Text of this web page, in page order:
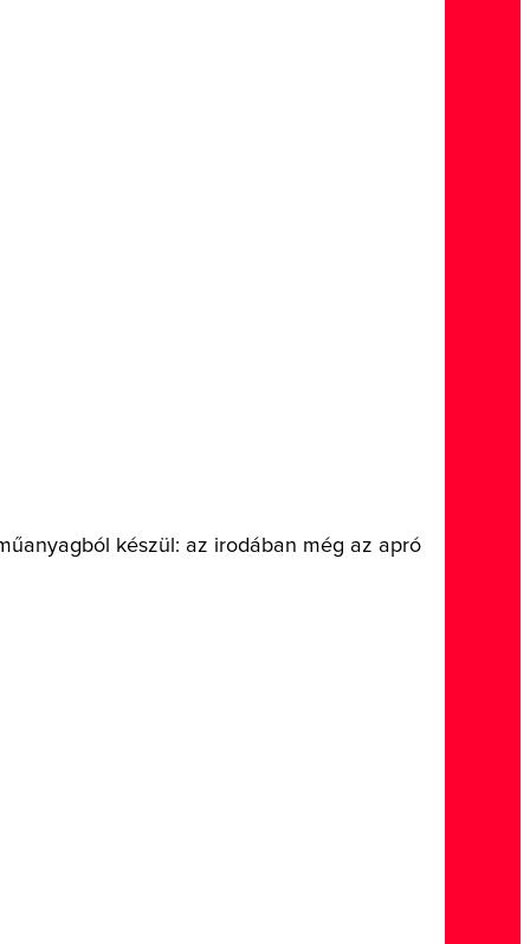
készül: az irodában még az apró